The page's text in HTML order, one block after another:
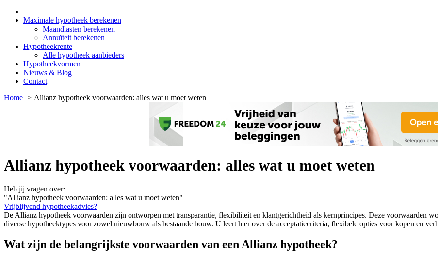
Maximale hypotheek berekenen
Maandlasten berekenen
Annuïteit berekenen
Hypotheekrente
Alle hypotheek aanbieders
Hypotheekvormen
Nieuws & Blog
Contact
Home
Allianz hypotheek voorwaarden: alles wat u moet weten
Allianz hypotheek voorwaarden: alles wat u moet weten
Heb jij vragen over:
"Allianz hypotheek voorwaarden: alles wat u moet weten"
Vrijblijvend hypotheekadvies?
De Allianz hypotheek voorwaarden zijn ontworpen met transparantie, flexibiliteit en klantgerichtheid als kernprincipes. Deze voorwaarden
diverse hypotheektypes voor zowel nieuwbouw als bestaande bouw. U leert hier over de acceptatiecriteria, flexibele opties voor kopen en
Wat zijn de belangrijkste voorwaarden van een Allianz hypotheek?